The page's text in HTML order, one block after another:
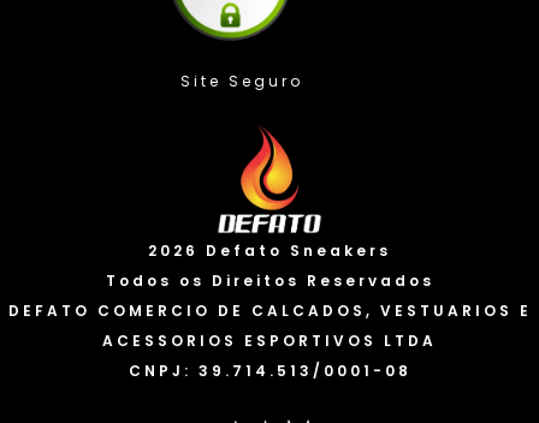
Compra Protegida
2026 Defato Sneakers
Todos os Direitos Reservados
DEFATO COMERCIO DE CALCADOS, VESTUARIOS E
ACESSORIOS ESPORTIVOS LTDA
CNPJ: 39.714.513/0001-08